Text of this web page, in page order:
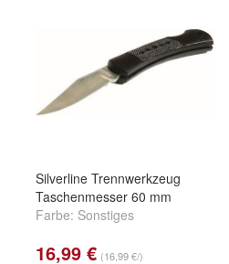
Silverline Trennwerkzeug
Taschenmesser 60 mm
Farbe: Sonstiges
16,99 € (16,99 €/)